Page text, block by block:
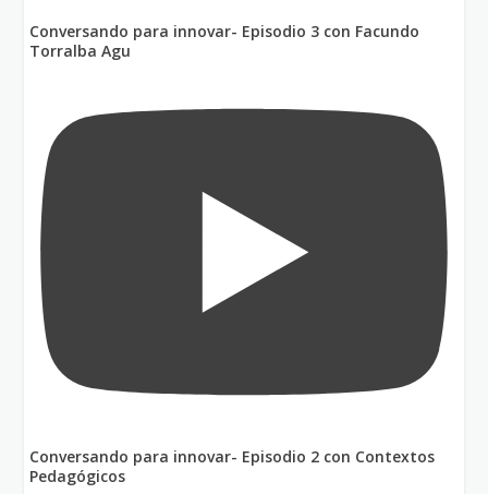
Conversando para innovar- Episodio 3 con Facundo
Torralba Agu
Conversando para innovar- Episodio 2 con Contextos
Pedagógicos